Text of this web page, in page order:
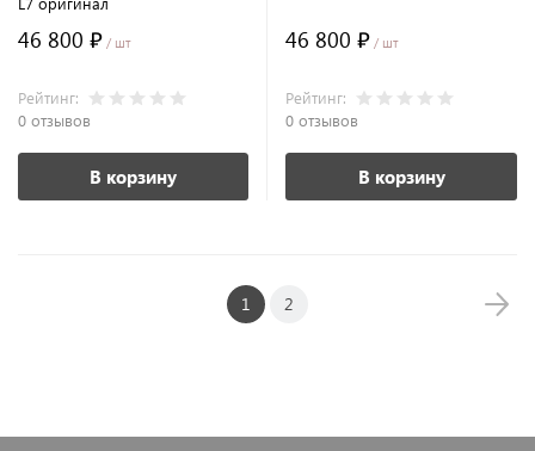
46 800 ₽ / шт
Рейтинг:
0 отзывов
В корзину
46 800 ₽ / шт
Рейтинг:
0 отзывов
В корзину
1 2